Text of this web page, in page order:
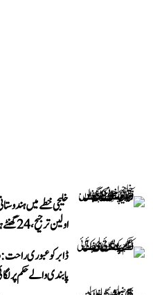
خلیجی خطے میں
اولین ترجیح، 24 گھنٹے ہیلپ لائن فعال: وزارتِ خارجہ
ڈابر کو عبوری
پابندی والے حکم پر